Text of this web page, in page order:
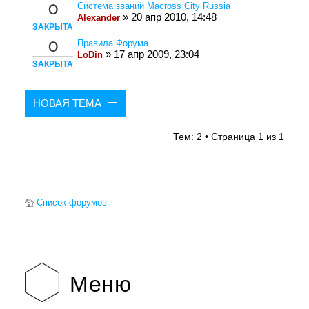
0
ЗАКРЫТА
Система званий Macross City Russia
Alexander » 20 апр 2010, 14:48
0
ЗАКРЫТА
Правила Форума
LoDin » 17 апр 2009, 23:04
НОВАЯ ТЕМА
Тем: 2 • Страница 1из 1
Список форумов
Меню